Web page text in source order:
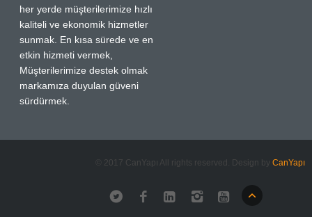
her yerde müşterilerimize hızlı
kaliteli ve ekonomik hizmetler
sunmak. En kısa sürede ve en
etkin hizmeti vermek,
Müşterilerimize destek olmak
markamıza duyulan güveni
sürdürmek.
© 2017 CanYapı All rights reserved. Design by CanYapı